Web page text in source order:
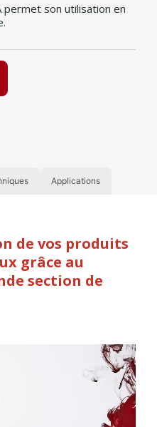
permet son utilisation en
Applications
de vos produits
grâce au
section de